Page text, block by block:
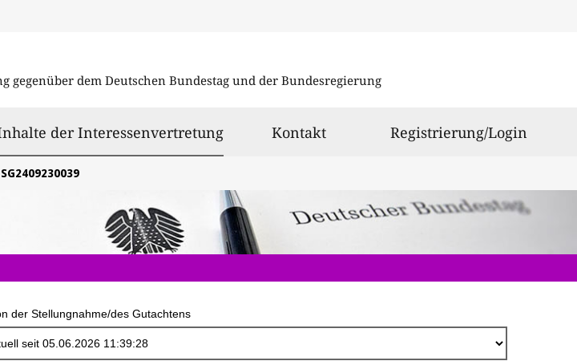
gegenüber dem Deutschen Bundestag und der Bundesregierung
der Interessenvertretungausgewählt
Kontakt Registrierung/Login
der Stellungnahme/des Gutachtens